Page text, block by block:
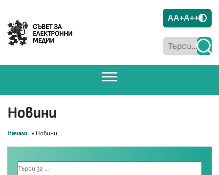
СЪВЕТ ЗА
ЕЛЕКТРОННИ
МЕДИИ
AA+A++
Новини
Начало » Новини